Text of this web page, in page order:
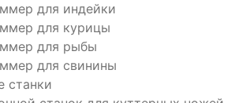
для индейки
для курицы
для рыбы
для свинины
станки